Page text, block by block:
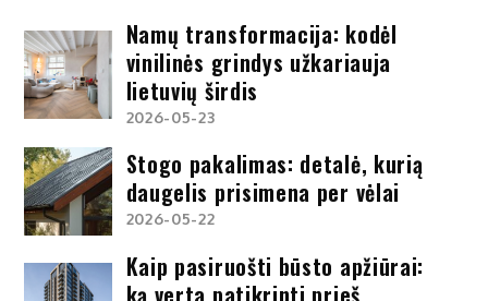
Namų transformacija: kodėl
vinilinės grindys užkariauja
lietuvių širdis
2026-05-23
Stogo pakalimas: detalė, kurią
daugelis prisimena per vėlai
2026-05-22
Kaip pasiruošti būsto apžiūrai:
ką verta patikrinti prieš